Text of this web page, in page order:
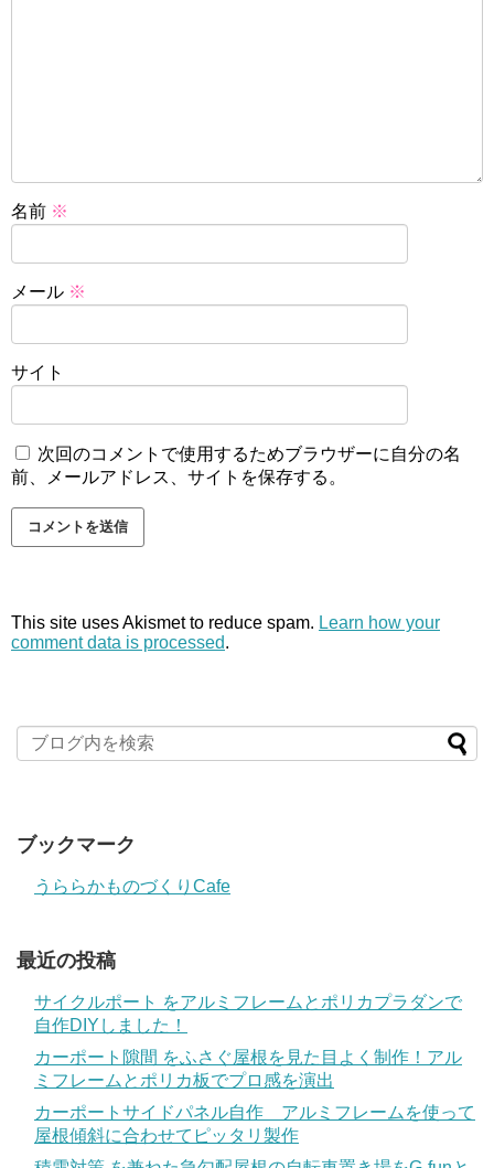
名前 ※
メール ※
サイト
次回のコメントで使用するためブラウザーに自分の名
前、メールアドレス、サイトを保存する。
This site uses Akismet to reduce spam. Learn how your
comment data is processed.
ブックマーク
うららかものづくりCafe
最近の投稿
サイクルポート をアルミフレームとポリカプラダンで
自作DIYしました！
カーポート隙間 をふさぐ屋根を見た目よく制作！アル
ミフレームとポリカ板でプロ感を演出
カーポートサイドパネル自作 アルミフレームを使って
屋根傾斜に合わせてピッタリ製作